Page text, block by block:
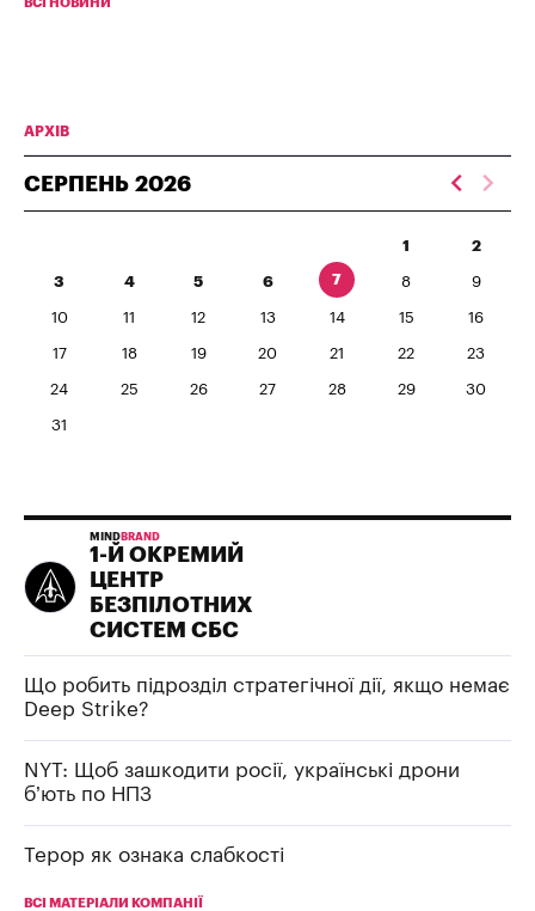
АРХІВ
СЕРПЕНЬ 2026
1 2
3 4 5 6 7 8 9
10 11 12 13 14 15 16
17 18 19 20 21 22 23
24 25 26 27 28 29 30
31
MIND BRAND
1-Й ОКРЕМИЙ
ЦЕНТР
БЕЗПІЛОТНИХ
СИСТЕМ СБС
Що робить підрозділ стратегічної дії, якщо немає
Deep Strike?
NYT: Щоб зашкодити росії, українські дрони
б’ють по НПЗ
Терор як ознака слабкості
ВСІ МАТЕРІАЛИ КОМПАНІЇ